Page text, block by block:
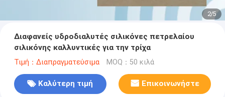
2/5
Διαφανείς υδροδιαλυτές σιλικόνες πετρελαίου
σιλικόνης καλλυντικές για την τρίχα
Τιμή：Διαπραγματεύσιμα MOQ：50 κιλά
Καλύτερη τιμή Επικοινωνήστε